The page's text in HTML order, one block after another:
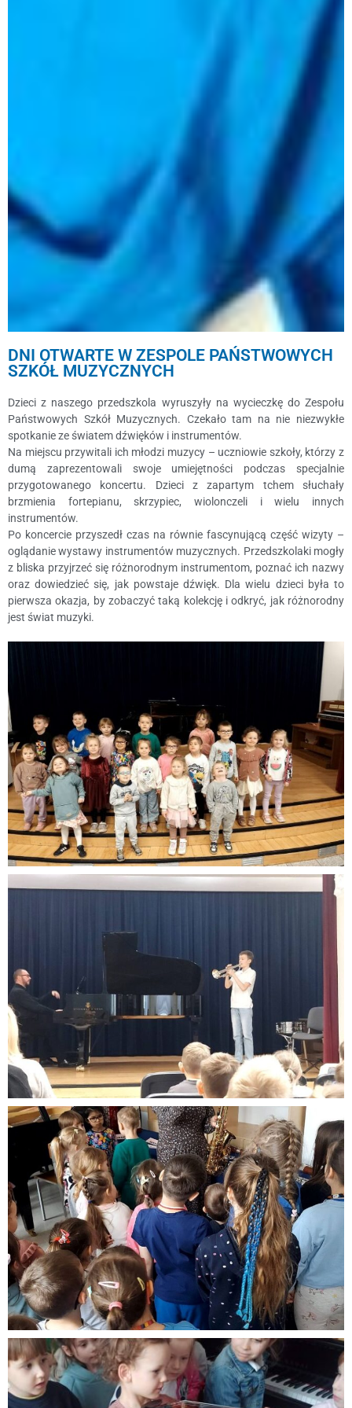
DNI OTWARTE W ZESPOLE PAŃSTWOWYCH
SZKÓŁ MUZYCZNYCH
Dzieci z naszego przedszkola wyruszyły na wycieczkę do Zespołu
Państwowych Szkół Muzycznych. Czekało tam na nie niezwykłe
spotkanie ze światem dźwięków i instrumentów.
Na miejscu przywitali ich młodzi muzycy – uczniowie szkoły, którzy z
dumą zaprezentowali swoje umiejętności podczas specjalnie
przygotowanego koncertu. Dzieci z zapartym tchem słuchały
brzmienia fortepianu, skrzypiec, wiolonczeli i wielu innych
instrumentów.
Po koncercie przyszedł czas na równie fascynującą część wizyty –
oglądanie wystawy instrumentów muzycznych. Przedszkolaki mogły
z bliska przyjrzeć się różnorodnym instrumentom, poznać ich nazwy
oraz dowiedzieć się, jak powstaje dźwięk. Dla wielu dzieci była to
pierwsza okazja, by zobaczyć taką kolekcję i odkryć, jak różnorodny
jest świat muzyki.